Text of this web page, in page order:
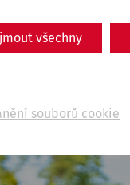
všechny
souborů cookie